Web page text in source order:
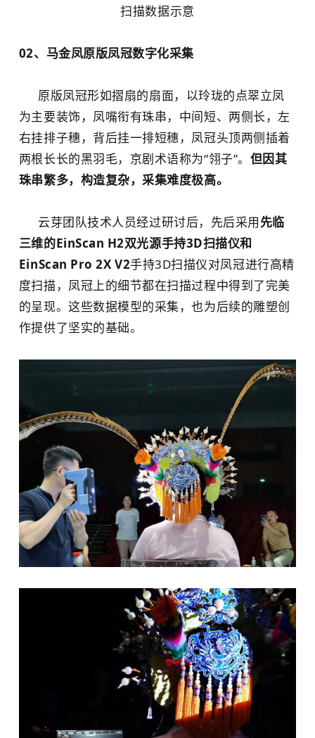
扫描数据示意
02、 马金凤原版凤冠数字化采集
原版凤冠形如摺扇的扇面，以玲珑的点翠立凤
为主要装饰，凤嘴衔有珠串，中间短、两侧长，左
右挂排子穗，背后挂一排短穗，凤冠头顶两侧插着
两根长长的黑羽毛，京剧术语称为“翎子”。 但因其
珠串繁多，构造复杂，采集难度极高。
云芽团队技术人员经过研讨后，先后采用先临
三维的EinScan H2双光源手持3D扫描仪和
EinScan Pro 2X V2手持3D扫描仪对凤冠进行高精
度扫描，凤冠上的细节都在扫描过程中得到了完美
的呈现。这些数据模型的采集，也为后续的雕塑创
作提供了坚实的基础。